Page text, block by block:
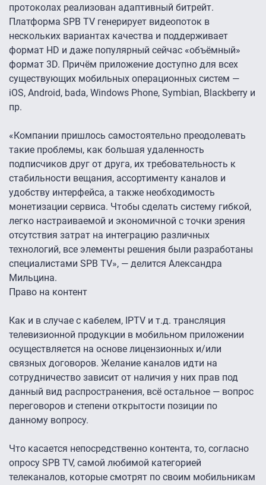
протоколах реализован адаптивный битрейт.
Платформа SPB TV генерирует видеопоток в
нескольких вариантах качества и поддерживает
формат HD и даже популярный сейчас «объёмный»
формат 3D. Причём приложение доступно для всех
существующих мобильных операционных систем —
iOS, Android, bada, Windows Phone, Symbian, Blackberry и
пр.
«Компании пришлось самостоятельно преодолевать
такие проблемы, как большая удаленность
подписчиков друг от друга, их требовательность к
стабильности вещания, ассортименту каналов и
удобству интерфейса, а также необходимость
монетизации сервиса. Чтобы сделать систему гибкой,
легко настраиваемой и экономичной с точки зрения
отсутствия затрат на интеграцию различных
технологий, все элементы решения были разработаны
специалистами SPB TV», — делится Александра
Мильцина.
Право на контент
Как и в случае с кабелем, IPTV и т.д. трансляция
телевизионной продукции в мобильном приложении
осуществляется на основе лицензионных и/или
связных договоров. Желание каналов идти на
сотрудничество зависит от наличия у них прав под
данный вид распространения, всё остальное — вопрос
переговоров и степени открытости позиции по
данному вопросу.
Что касается непосредственно контента, то, согласно
опросу SPB TV, самой любимой категорией
телеканалов, которые смотрят по своим мобильникам